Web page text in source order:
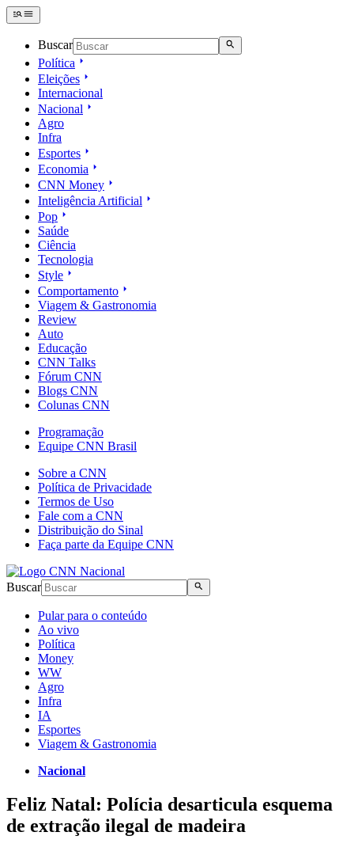
Buscar
Política
Eleições
Internacional
Nacional
Agro
Infra
Esportes
Economia
CNN Money
Inteligência Artificial
Pop
Saúde
Ciência
Tecnologia
Style
Comportamento
Viagem & Gastronomia
Review
Auto
Educação
CNN Talks
Fórum CNN
Blogs CNN
Colunas CNN
Programação
Equipe CNN Brasil
Sobre a CNN
Política de Privacidade
Termos de Uso
Fale com a CNN
Distribuição do Sinal
Faça parte da Equipe CNN
Buscar
Pular para o conteúdo
Ao vivo
Política
Money
WW
Agro
Infra
IA
Esportes
Viagem & Gastronomia
Nacional
Feliz Natal: Polícia desarticula esquema
de extração ilegal de madeira